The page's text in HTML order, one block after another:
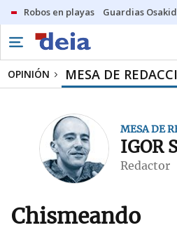
Robos en playas Guardias
OPINIÓN MESA DE
MESA DE
IGOR
Redactor
Chismeando